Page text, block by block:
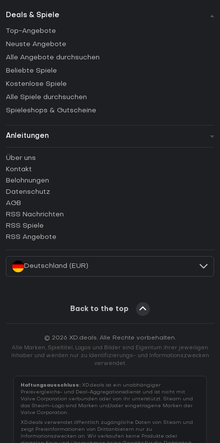
Deals & Spiele
Top-Angebote
Neuste Angebote
Alle Angebote durchsuchen
Beliebte Spiele
Kostenlose Spiele
Alle Spiele durchsuchen
Spieleshops & Gutscheine
Anleitungen
Anleitungen
Wie aktiviert man einen Steam CD Key?
Wie aktiviert man einen Epic Games CD Key?
Wie aktiviert man einen GOG CD Key?
Wie aktiviert man einen Ubisoft Connect CD Key?
Über uns
Kontakt
Belohnungen
Datenschutz
AGB
RSS Nachrichten
RSS Spiele
RSS Angebote
Deutschland (EUR)
Back to the top
© 2026 XD.deals. Alle Rechte vorbehalten.
Alle Marken, Spieltitel, Logos und Bilder sind Eigentum ihrer jeweiligen
Inhaber und werden nur zu Identifizierungs- und Informationszwecken
verwendet.
Haftungsausschluss: XD.deals ist ein unabhängiger
Preisvergleichs- und Deal-Aggregationsdienst und ist nicht mit
Valve Corporation verbunden oder von ihr unterstützt. Steam und
das Steam-Logo sind Marken und/oder eingetragene Marken der
Valve Corporation.
XD.deals verwendet öffentlich zugängliche Daten von Steam und
zeigt Preisinformationen von Drittanbietern nur zu
Informationszwecken an. Wir verkaufen keine Produkte oder